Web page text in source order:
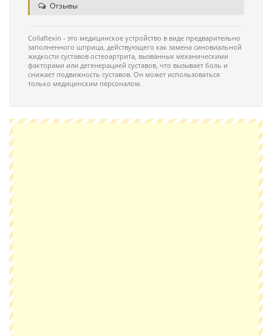
Отзывы
Collaflexin - это медицинское устройство в виде предварительно
заполненного шприца, действующего как замена синовиальной
жидкости суставов остеоартрита, вызванных механическими
факторами или дегенерацией суставов, что вызывает боль и
снижает подвижность суставов. Он может использоваться
только медицинским персоналом.